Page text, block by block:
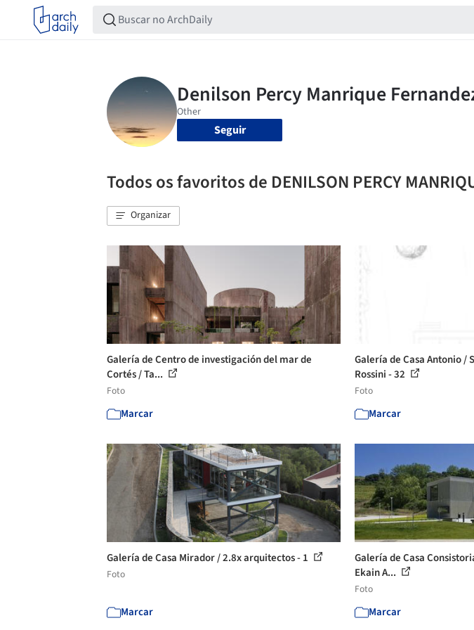
Seguir
Todos os favoritos de DENILSON PERCY
Organizar
Galería de Centro de investigación del mar de
Cortés / Ta...
Foto
Marcar
Galería de Casa Antonio /
Rossini - 32
Foto
Marcar
Galería de Casa Mirador / 2.8x arquitectos - 1
Foto
Marcar
Galería de Casa
Ekain A...
Foto
Marcar